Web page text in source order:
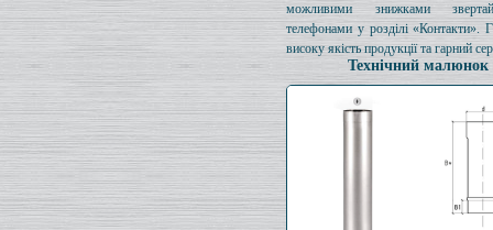
можливими знижками
телефонами у розділі «Контакти».
високу якість продукції та гарний
Технічний малюнок